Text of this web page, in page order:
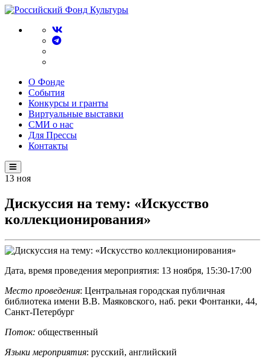
О Фонде
События
Конкурсы и гранты
Виртуальные выставки
СМИ о нас
Для Прессы
Контакты
13 ноя
Дискуссия на тему: «Искусство
коллекционирования»
Дата, время проведения мероприятия: 13 ноября, 15:30-17:00
Место проведения: Центральная городская публичная
библиотека имени В.В. Маяковского, наб. реки Фонтанки, 44,
Санкт-Петербург
Поток: общественный
Языки мероприятия: русский, английский